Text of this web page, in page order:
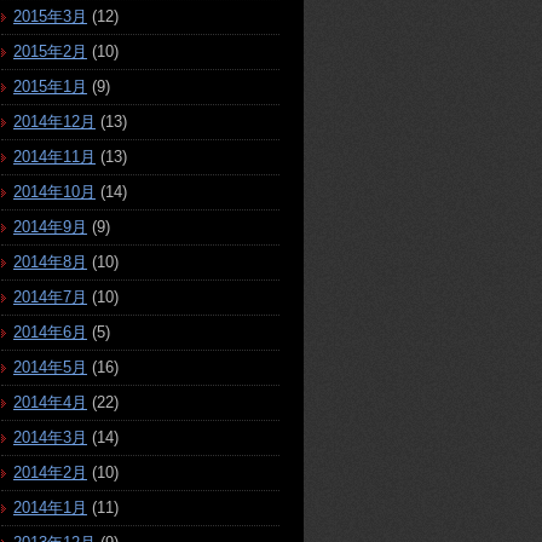
2015年3月 (12)
2015年2月 (10)
2015年1月 (9)
2014年12月 (13)
2014年11月 (13)
2014年10月 (14)
2014年9月 (9)
2014年8月 (10)
2014年7月 (10)
2014年6月 (5)
2014年5月 (16)
2014年4月 (22)
2014年3月 (14)
2014年2月 (10)
2014年1月 (11)